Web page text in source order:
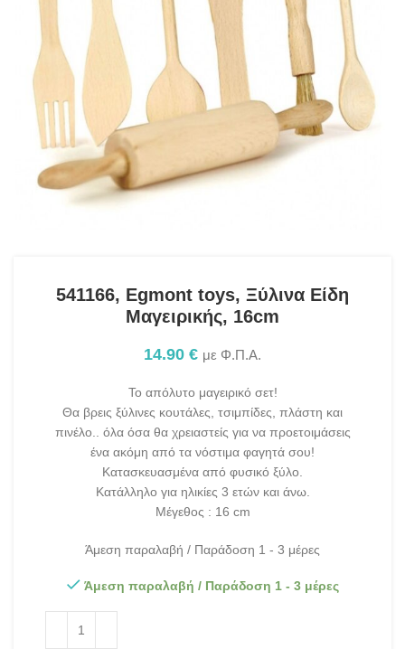
541166, Egmont toys, Ξύλινα Είδη
Μαγειρικής, 16cm
14.90 € με Φ.Π.Α.
Το απόλυτο μαγειρικό σετ!
Θα βρεις ξύλινες κουτάλες, τσιμπίδες, πλάστη και
πινέλο.. όλα όσα θα χρειαστείς για να προετοιμάσεις
ένα ακόμη από τα νόστιμα φαγητά σου!
Κατασκευασμένα από φυσικό ξύλο.
Κατάλληλο για ηλικίες 3 ετών και άνω.
Μέγεθος : 16 cm
Άμεση παραλαβή / Παράδοση 1 - 3 μέρες
Άμεση παραλαβή / Παράδοση 1 - 3 μέρες